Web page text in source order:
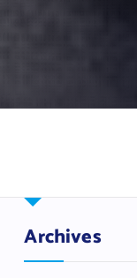
Archives